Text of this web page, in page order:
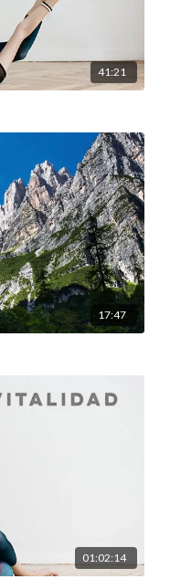
41:21
17:47
01:02:14